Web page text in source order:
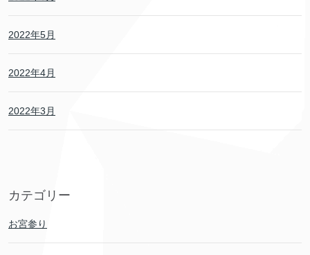
2022年5月
2022年4月
2022年3月
カテゴリー
お宮参り